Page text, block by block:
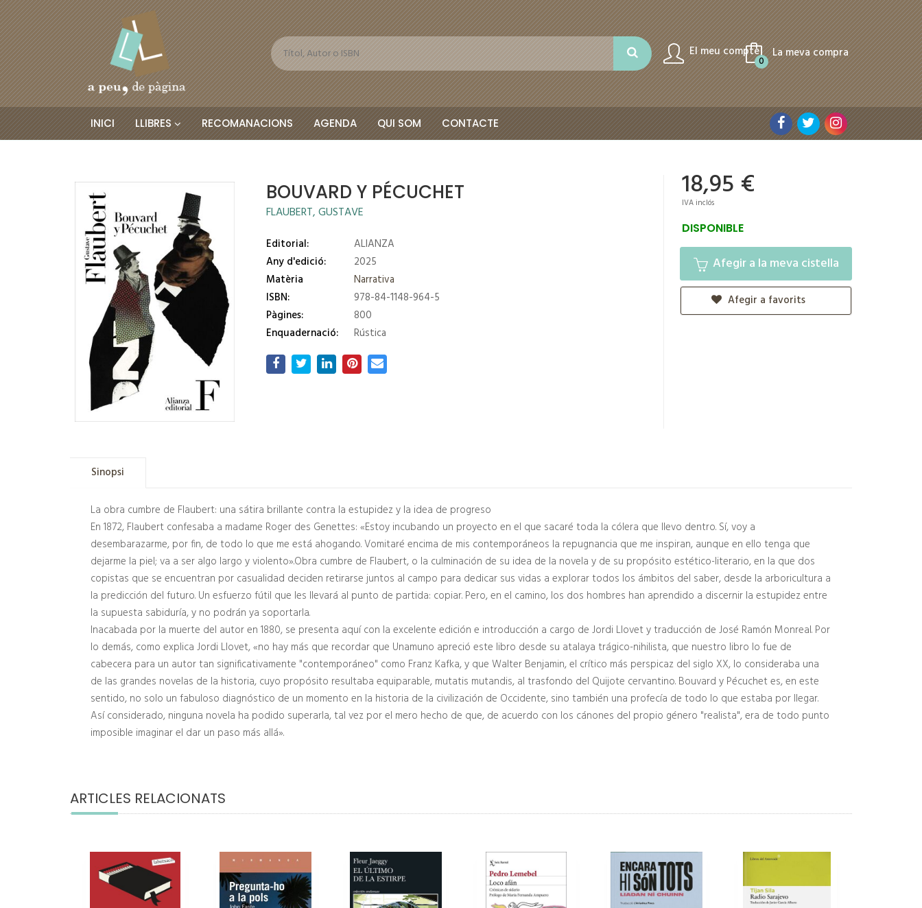
El meu compte La meva compra
0
INICI LLIBRES RECOMANACIONS AGENDA QUI SOM CONTACTE
BOUVARD Y PÉCUCHET
FLAUBERT, GUSTAVE
Editorial:
ALIANZA
Any d'edició:
2025
Matèria
Narrativa
ISBN:
978-84-1148-964-5
Pàgines:
800
Enquadernació:
Rústica
18,95 €
IVA inclós
DISPONIBLE
Afegir a la meva cistella
Afegir a favorits
Sinopsi
La obra cumbre de Flaubert: una sátira brillante contra la estupidez y la idea de progreso
En 1872, Flaubert confesaba a madame Roger des Genettes: «Estoy incubando un proyecto en el que sacaré toda la cólera que llevo dentro. Sí, voy a
desembarazarme, por fin, de todo lo que me está ahogando. Vomitaré encima de mis contemporáneos la repugnancia que me inspiran, aunque en ello tenga que
dejarme la piel; va a ser algo largo y violento».Obra cumbre de Flaubert, o la culminación de su idea de la novela y de su propósito estético-literario, en la que dos
copistas que se encuentran por casualidad deciden retirarse juntos al campo para dedicar sus vidas a explorar todos los ámbitos del saber, desde la arboricultura a
la predicción del futuro. Un esfuerzo fútil que les llevará al punto de partida: copiar. Pero, en el camino, los dos hombres han aprendido a discernir la estupidez entre
la supuesta sabiduría, y no podrán ya soportarla.
Inacabada por la muerte del autor en 1880, se presenta aquí con la excelente edición e introducción a cargo de Jordi Llovet y traducción de José Ramón Monreal. Por
lo demás, como explica Jordi Llovet, «no hay más que recordar que Unamuno apreció este libro desde su atalaya trágico-nihilista, que nuestro libro lo fue de
cabecera para un autor tan significativamente "contemporáneo" como Franz Kafka, y que Walter Benjamin, el crítico más perspicaz del siglo XX, lo consideraba una
de las grandes novelas de la historia, cuyo propósito resultaba equiparable, mutatis mutandis, al trasfondo del Quijote cervantino. Bouvard y Pécuchet es, en este
sentido, no solo un fabuloso diagnóstico de un momento en la historia de la civilización de Occidente, sino también una profecía de todo lo que estaba por llegar.
Así considerado, ninguna novela ha podido superarla, tal vez por el mero hecho de que, de acuerdo con los cánones del propio género "realista", era de todo punto
imposible imaginar el dar un paso más allá».
ARTICLES RELACIONATS